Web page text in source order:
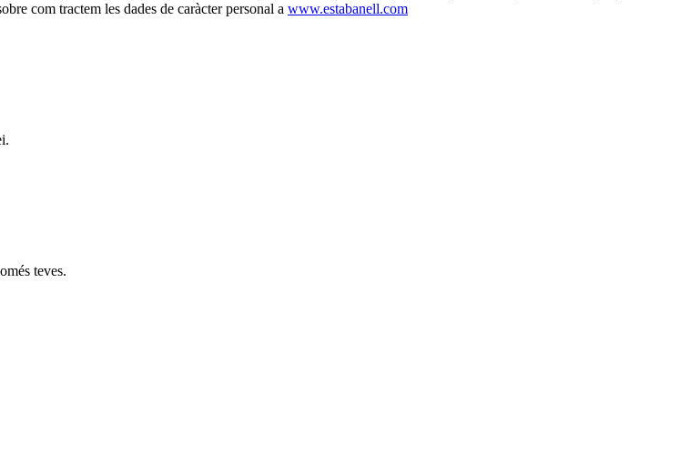
com tractem les dades de caràcter personal a www.estabanell.com
teves.